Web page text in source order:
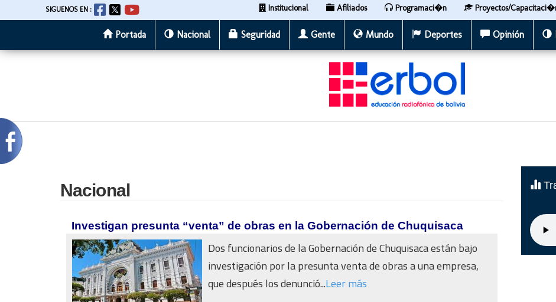
al
SIGUENOS EN : Institucional Afiliados Programaci�n Proyectos/
Portada Nacional Seguridad Gente Mundo Deportes Opinión
Nacional
Investigan presunta “venta” de obras en la Gobernación de Chuquisaca
Dos funcionarios de la Gobernación de Chuquisaca están bajo
investigación por la presunta venta de obras a una empresa,
que después los denunció...Leer más